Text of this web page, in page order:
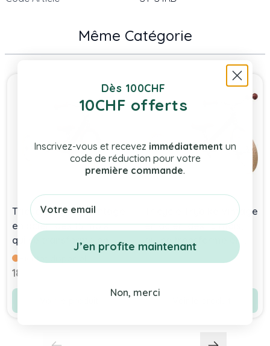
Même Catégorie
Tricycle Trybike Vintage
en acier, dès 15 mois,
qui se transforme en
draisienne 2 roues 12
pouces, rouge
Bientôt disponible
185,90 chf
Tricycle Trybike Vintage
en acier, dès 15 mois,
qui se transforme en
draisienne 2 roues 12
Dès 100CHF
10CHF offerts
Inscrivez-vous et recevez immédiatement un
code de réduction pour votre
première commande.
Email
J’en profite maintenant
Non, merci